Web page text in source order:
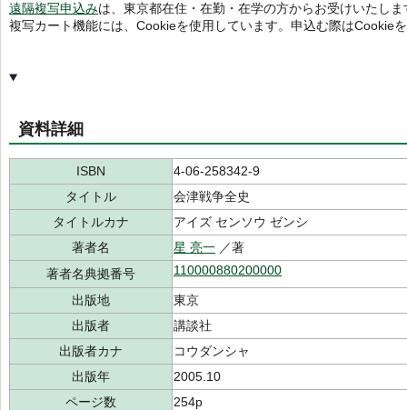
遠隔複写申込みは、東京都在住・在勤・在学の方からお受けいたしま
複写カート機能には、Cookieを使用しています。申込む際はCookie
資料詳細
ISBN
4-06-258342-9
タイトル
会津戦争全史
タイトルカナ
アイズ センソウ ゼンシ
著者名
星 亮一 ／著
著者名典拠番号
110000880200000
出版地
東京
出版者
講談社
出版者カナ
コウダンシャ
出版年
2005.10
ページ数
254p